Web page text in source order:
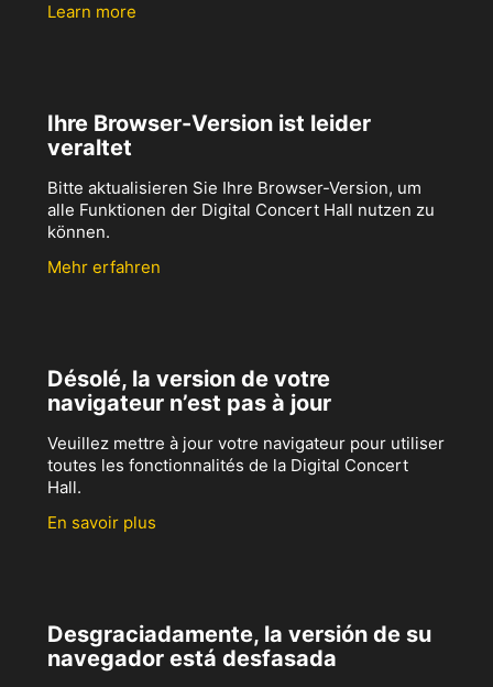
Learn more
Ihre Browser-Version ist leider
veraltet
Bitte aktualisieren Sie Ihre Browser-Version, um
alle Funktionen der Digital Concert Hall nutzen zu
können.
Mehr erfahren
Désolé, la version de votre
navigateur n’est pas à jour
Veuillez mettre à jour votre navigateur pour utiliser
toutes les fonctionnalités de la Digital Concert
Hall.
En savoir plus
Desgraciadamente, la versión de su
navegador está desfasada